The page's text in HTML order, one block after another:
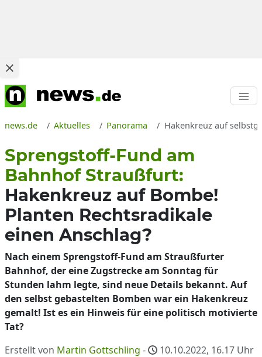
news.de Aktuelles Panorama Hakenkreuz auf
Sprengstoff-Fund am
Bahnhof Straußfurt:
Hakenkreuz auf Bombe!
Planten Rechtsradikale
einen Anschlag?
Nach einem Sprengstoff-Fund am Straußfurter
Bahnhof, der eine Zugstrecke am Sonntag für
Stunden lahm legte, sind neue Details bekannt. Auf
den selbst gebastelten Bomben war ein Hakenkreuz
gemalt! Ist es ein Hinweis für eine politisch motivierte
Tat?
Erstellt von Martin Gottschling - 10.10.2022, 16.17 Uhr